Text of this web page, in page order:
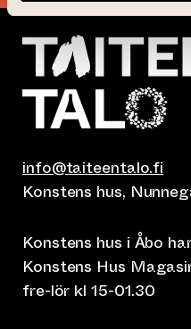
info@taiteentalo.fi
Konstens hus,
Konstens hus i Åbo
Konstens Hus
fre-lör kl 15-01.30